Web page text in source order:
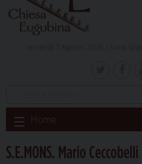
Skip
to
Home
S.E.MONS. Mario Ceccobelli